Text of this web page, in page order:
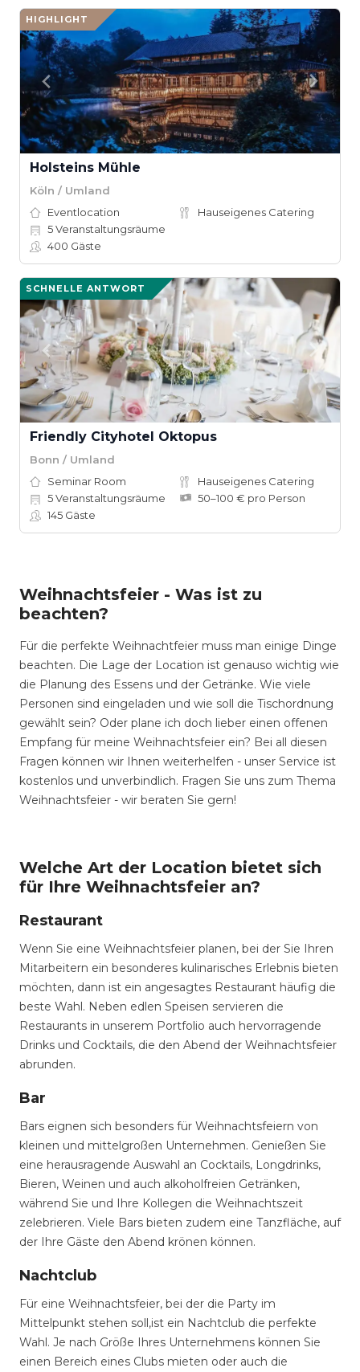
HIGHLIGHT
Holsteins Mühle
Köln / Umland
Eventlocation
Hauseigenes Catering
5Veranstaltungsräume
400 Gäste
SCHNELLE ANTWORT
Friendly Cityhotel Oktopus
Bonn / Umland
Seminar Room
Hauseigenes Catering
5Veranstaltungsräume
50–100 € pro Person
145 Gäste
Weihnachtsfeier - Was ist zu
beachten?
Für die perfekte Weihnachtfeier muss man einige Dinge
beachten. Die Lage der Location ist genauso wichtig wie
die Planung des Essens und der Getränke. Wie viele
Personen sind eingeladen und wie soll die Tischordnung
gewählt sein? Oder plane ich doch lieber einen offenen
Empfang für meine Weihnachtsfeier ein? Bei all diesen
Fragen können wir Ihnen weiterhelfen - unser Service ist
kostenlos und unverbindlich. Fragen Sie uns zum Thema
Weihnachtsfeier - wir beraten Sie gern!
Welche Art der Location bietet sich
für Ihre Weihnachtsfeier an?
Restaurant
Wenn Sie eine Weihnachtsfeier planen, bei der Sie Ihren
Mitarbeitern ein besonderes kulinarisches Erlebnis bieten
möchten, dann ist ein angesagtes Restaurant häufig die
beste Wahl. Neben edlen Speisen servieren die
Restaurants in unserem Portfolio auch hervorragende
Drinks und Cocktails, die den Abend der Weihnachtsfeier
abrunden.
Bar
Bars eignen sich besonders für Weihnachtsfeiern von
kleinen und mittelgroßen Unternehmen. Genießen Sie
eine herausragende Auswahl an Cocktails, Longdrinks,
Bieren, Weinen und auch alkoholfreien Getränken,
während Sie und Ihre Kollegen die Weihnachtszeit
zelebrieren. Viele Bars bieten zudem eine Tanzfläche, auf
der Ihre Gäste den Abend krönen können.
Nachtclub
Für eine Weihnachtsfeier, bei der die Party im
Mittelpunkt stehen soll,ist ein Nachtclub die perfekte
Wahl. Je nach Größe Ihres Unternehmens können Sie
einen Bereich eines Clubs mieten oder auch die